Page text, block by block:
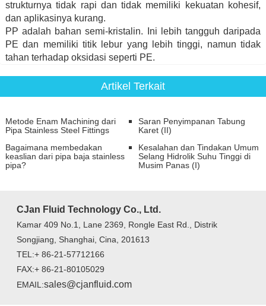
strukturnya tidak rapi dan tidak memiliki kekuatan kohesif,
dan aplikasinya kurang.
PP adalah bahan semi-kristalin. Ini lebih tangguh daripada
PE dan memiliki titik lebur yang lebih tinggi, namun tidak
tahan terhadap oksidasi seperti PE.
Artikel Terkait
Metode Enam Machining dari
Pipa Stainless Steel Fittings
Saran Penyimpanan Tabung
Karet (II)
Bagaimana membedakan
keaslian dari pipa baja stainless
pipa?
Kesalahan dan Tindakan Umum
Selang Hidrolik Suhu Tinggi di
Musim Panas (I)
CJan Fluid Technology Co., Ltd.
Kamar 409 No.1, Lane 2369, Rongle East Rd., Distrik
Songjiang, Shanghai, Cina, 201613
TEL:+ 86-21-57712166
FAX:+ 86-21-80105029
EMAIL:sales@cjanfluid.com